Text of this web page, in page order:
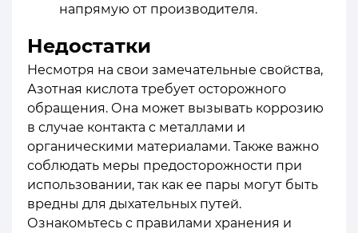
напрямую от производителя.
Недостатки
Несмотря на свои замечательные свойства,
Азотная кислота требует осторожного
обращения. Она может вызывать коррозию
в случае контакта с металлами и
органическими материалами. Также важно
соблюдать меры предосторожности при
использовании, так как ее пары могут быть
вредны для дыхательных путей.
Ознакомьтесь с правилами хранения и